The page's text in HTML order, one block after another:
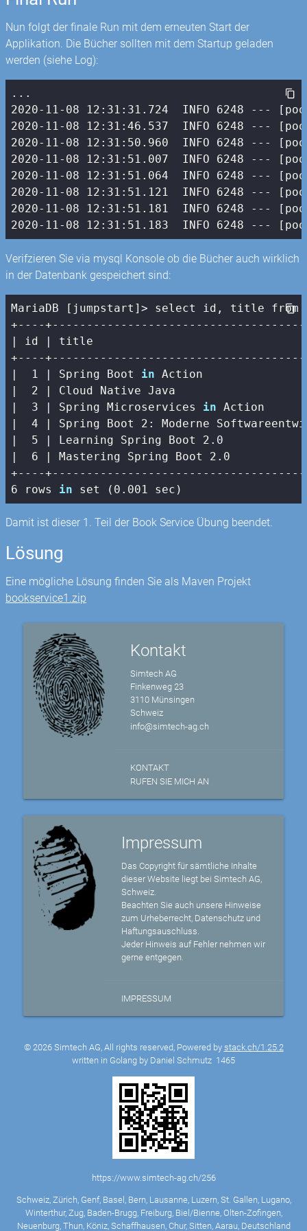
Nun folgt der finale Run mit dem erneuten Start der
Applikation. Die Bücher sollten mit dem Startup geladen
werden (siehe Log):
2020-11-08 12 : 31 : 31.724
  INFO
6248 ---
2020-11-08 12 : 31 :46.537
  INFO
6248 ---
2020-11-08 12 : 31 : 50.960
  INFO
6248 ---
2020-11-08 12 : 31 : 51.007
  INFO
6248 ---
2020-11-08 12 : 31 : 51.064
  INFO
6248 ---
2020-11-08 12 : 31 : 51.121
  INFO
6248 ---
2020-11-08 12 : 31 : 51.181
  INFO
6248 ---
2020-11-08 12 : 31 : 51.183
  INFO
6248 ---
Verifzieren Sie via mysql Konsole ob die Bücher auch wirklich
in der Datenbank gespeichert sind:
MariaDB [jumpstart]> select id, title from
| id |
+----
|
1 | Spring Boot in Action
|  2 |
Cloud
|
3 | Spring Microservices in Action
|  4 |
Spring Boot 2 : Moderne
|
5
| Learning Spring Boot 2.0
|  6 |
Mastering Spring Boot 2.0
+----
6 rows in set (0.001 sec)
Damit ist dieser 1. Teil der Book Service Übung beendet.
Lösung
Eine mögliche Lösung finden Sie als Maven Projekt
bookservice1.zip
Kontakt
Simtech AG
Finkenweg 23
3110 Münsingen
Schweiz
info@simtech-ag.ch
KONTAKT
RUFEN SIE MICH AN
Impressum
Das Copyright für sämtliche Inhalte
dieser Website liegt bei Simtech AG,
Schweiz.
Beachten Sie auch unsere Hinweise
zum Urheberrecht, Datenschutz und
Haftungsauschluss.
Jeder Hinweis auf Fehler nehmen wir
gerne entgegen.
IMPRESSUM
© 2026 Simtech AG, All rights reserved, Powered by stack.ch/1.25.2
written in Golang by Daniel Schmutz 1465
https://www.simtech-ag.ch/256
Schweiz, Zürich, Genf, Basel, Bern, Lausanne, Luzern, St. Gallen, Lugano,
Winterthur, Zug, Baden-Brugg, Freiburg, Biel/Bienne, Olten-Zofingen,
Neuenburg, Thun, Köniz, Schaffhausen, Chur, Sitten, Aarau, Deutschland